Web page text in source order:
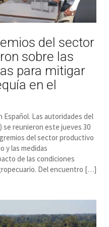
del sector
sobre las
para mitigar
en el
Español. Las autoridades del
se reunieron este jueves 30
del sector productivo
y las medidas
de las condiciones
Del encuentro […]